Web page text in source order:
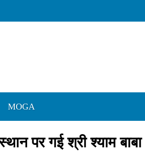
MOGA
पर गई श्री श्याम बाबा